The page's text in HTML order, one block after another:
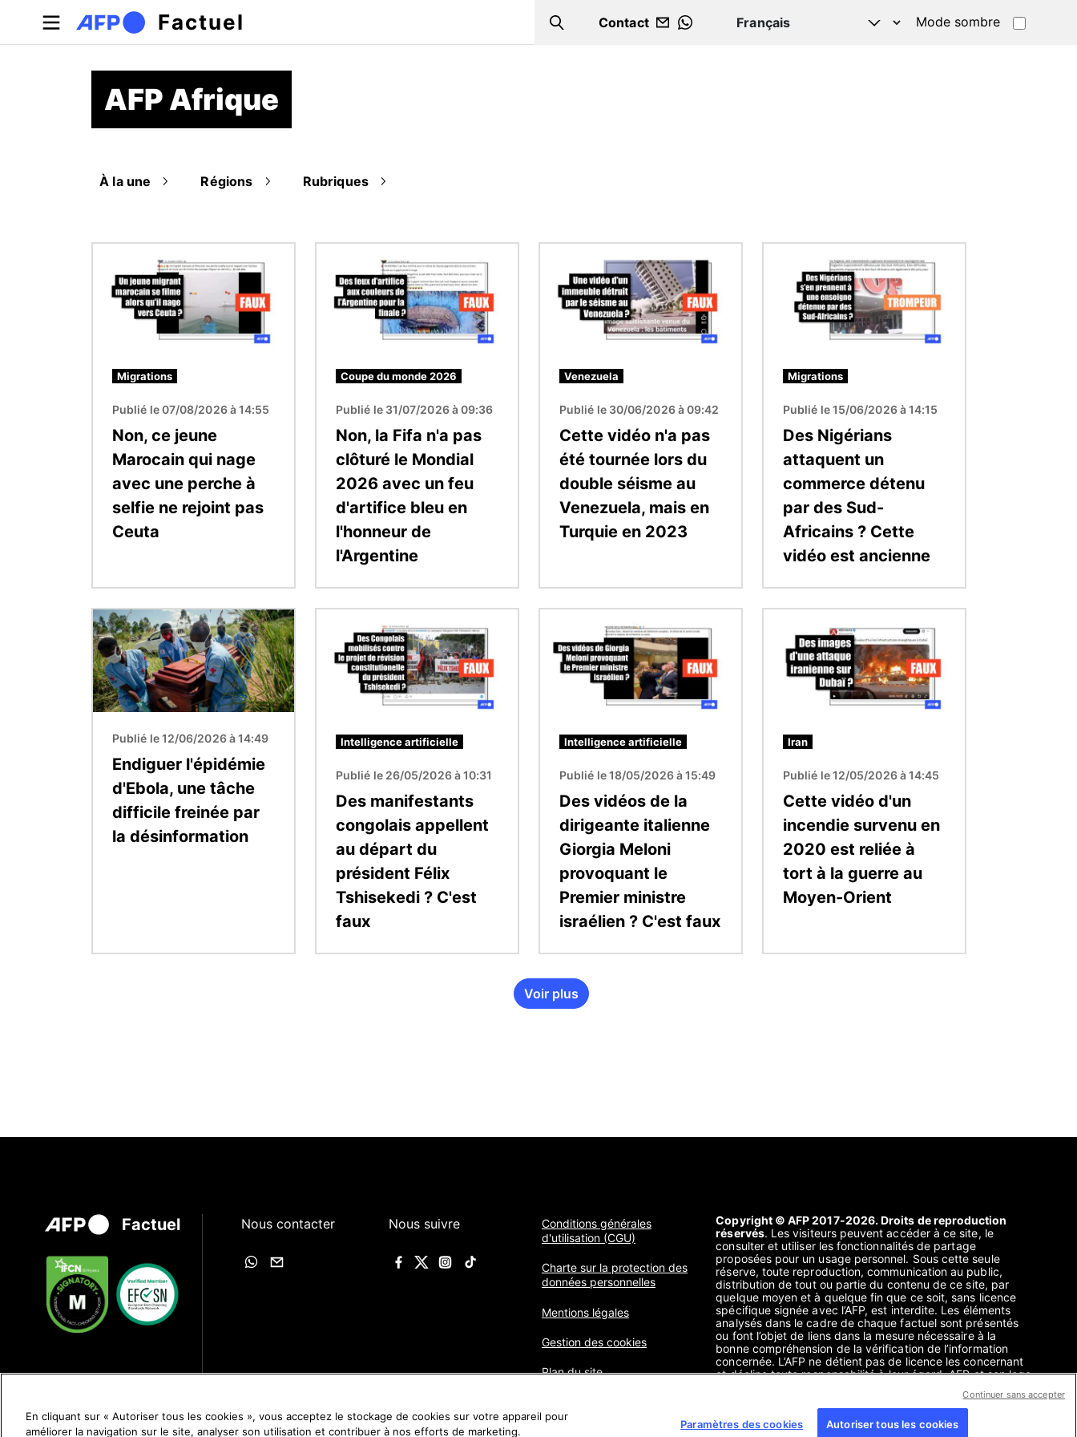
Aller au contenu principal
Factuel Search
Contact
WHATSAPP
Mode sombre
AFP Afrique
À la une Régions Rubriques
Migrations
Publié le 07/08/2026 à 14:55
Non, ce jeune
Marocain qui nage
avec une perche à
selfie ne rejoint pas
Ceuta
Coupe du monde 2026
Publié le 31/07/2026 à 09:36
Non, la Fifa n'a pas
clôturé le Mondial
2026 avec un feu
d'artifice bleu en
l'honneur de
l'Argentine
Venezuela
Publié le 30/06/2026 à 09:42
Cette vidéo n'a pas
été tournée lors du
double séisme au
Venezuela, mais en
Turquie en 2023
Migrations
Publié le 15/06/2026 à 14:15
Des Nigérians
attaquent un
commerce détenu
par des Sud-
Africains ? Cette
vidéo est ancienne
Image
Publié le 12/06/2026 à 14:49
Endiguer l'épidémie
d'Ebola, une tâche
difficile freinée par
la désinformation
Intelligence artificielle
Publié le 26/05/2026 à 10:31
Des manifestants
congolais appellent
au départ du
président Félix
Tshisekedi ? C'est
faux
Intelligence artificielle
Publié le 18/05/2026 à 15:49
Des vidéos de la
dirigeante italienne
Giorgia Meloni
provoquant le
Premier ministre
israélien ? C'est faux
Iran
Publié le 12/05/2026 à 14:45
Cette vidéo d'un
incendie survenu en
2020 est reliée à
tort à la guerre au
Moyen-Orient
Voir plus
Factuel Nous contacter Nous suivre
Conditions générales
d'utilisation (CGU)
Charte sur la protection des
données personnelles
Mentions légales
Gestion des cookies
Plan du site
Copyright © AFP 2017-2026. Droits de reproduction
réservés. Les visiteurs peuvent accéder à ce site, le
consulter et utiliser les fonctionnalités de partage
proposées pour un usage personnel. Sous cette seule
réserve, toute reproduction, communication au public,
distribution de tout ou partie du contenu de ce site, par
quelque moyen et à quelque fin que ce soit, sans licence
spécifique signée avec l’AFP, est interdite. Les éléments
analysés dans le cadre de chaque factuel sont présentés
ou font l’objet de liens dans la mesure nécessaire à la
bonne compréhension de la vérification de l’information
concernée. L’AFP ne détient pas de licence les concernant
et décline toute responsabilité à leur égard. AFP et son logo
En cliquant sur « Autoriser tous les cookies », vous acceptez le stockage de cookies sur votre appareil pour
améliorer la navigation sur le site, analyser son utilisation et contribuer à nos efforts de marketing.
Paramètres des cookies Autoriser tous les cookies
Continuer sans accepter